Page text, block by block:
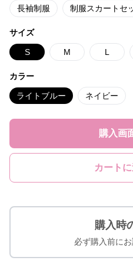
長袖制服 制服スカートセ
サイズ
S M L
カラー
ライトブルー ネイビー
購入画
カート
購入時
必ず購入前にお